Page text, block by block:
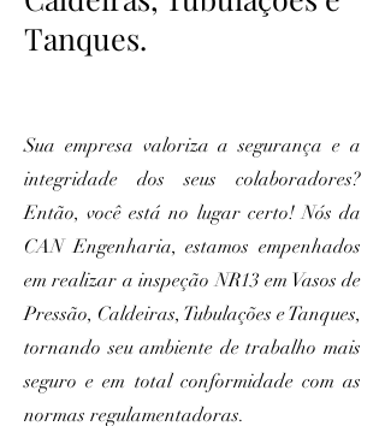
Tanques.
Sua empresa valoriza a segurança e a
integridade dos seus colaboradores?
Então, você está no lugar certo! Nós da
CAN Engenharia, estamos empenhados
em realizar a inspeção NR13 em Vasos de
Pressão, Caldeiras, Tubulações e Tanques,
tornando seu ambiente de trabalho mais
seguro e em total conformidade com as
normas regulamentadoras.